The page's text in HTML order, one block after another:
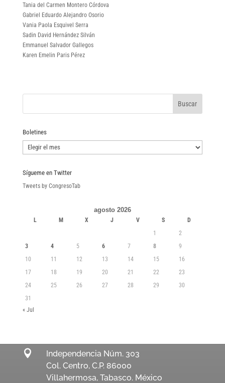
Tania del Carmen Montero Córdova
Gabriel Eduardo Alejandro Osorio
Vania Paola Esquivel Serra
Sadin David Hernández Silván
Emmanuel Salvador Gallegos
Karen Emelin Paris Pérez
Boletines
Boletines
Sígueme en Twitter
Tweets by CongresoTab
agosto 2026
L M X J V S
D
1
2
3
4 5 6 7 8
9
10
11 12 13 14 15
16
17
18 19 20 21 22
23
24
25 26 27 28 29
30
31
« Jul

Independencia Núm. 303
Col. Centro, C.P. 86000
Villahermosa, Tabasco. México